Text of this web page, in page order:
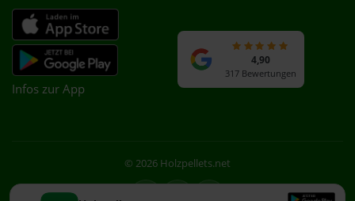
Infos zur App
4,90
317 Bewertungen
© 2026 Holzpellets.net